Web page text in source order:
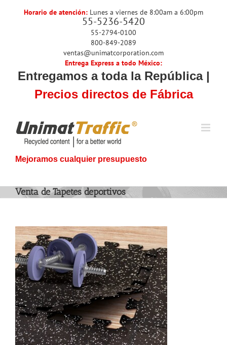
Horario de atención: Lunes a viernes de 8:00am a 6:00pm
55-5236-5420
55-2794-0100
800-849-2089
ventas@unimatcorporation.com
Entrega Express a todo México:
Entregamos a toda la República |
Precios directos de Fábrica
Mejoramos cualquier presupuesto
Venta de Tapetes deportivos